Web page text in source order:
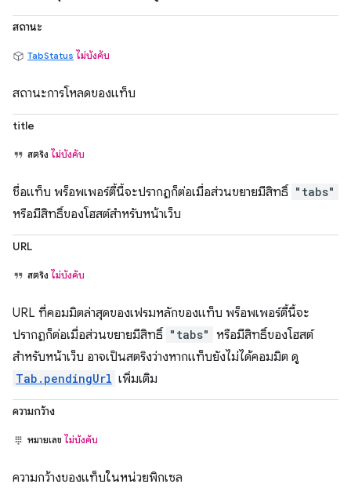
สถานะ
TabStatus ไม่บังคับ
สถานะการโหลดของแท็บ
title
สตริง ไม่บังคับ
ชื่อแท็บ พร็อพเพอร์ตี้นี้จะปรากฏก็ต่อเมื่อส่วนขยายมีสิทธิ์ "tabs"
หรือมีสิทธิ์ของโฮสต์สำหรับหน้าเว็บ
URL
สตริง ไม่บังคับ
URL ที่คอมมิตล่าสุดของเฟรมหลักของแท็บ พร็อพเพอร์ตี้นี้จะ
ปรากฏก็ต่อเมื่อส่วนขยายมีสิทธิ์ "tabs" หรือมีสิทธิ์ของโฮสต์
สำหรับหน้าเว็บ อาจเป็นสตริงว่างหากแท็บยังไม่ได้คอมมิต ดู
Tab.pendingUrl เพิ่มเติม
ความกว้าง
หมายเลข ไม่บังคับ
ความกว้างของแท็บในหน่วยพิกเซล